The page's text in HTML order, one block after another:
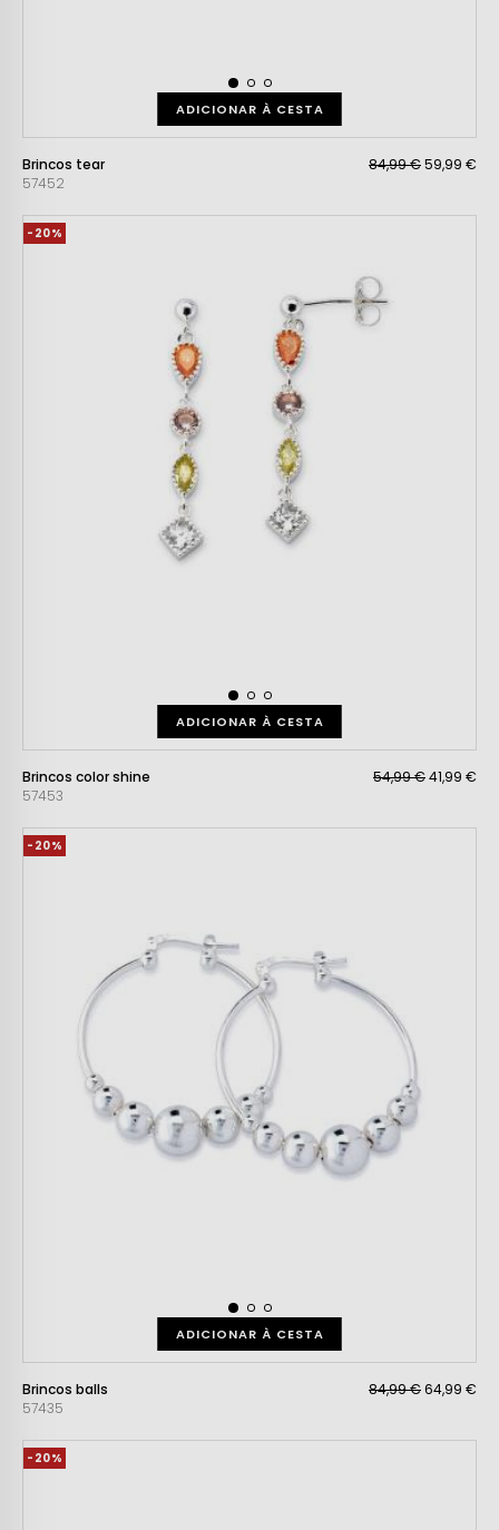
ADICIONAR À CESTA
Brincos tear
57452
84,99 €59,99 €
-20%
ADICIONAR À CESTA
Brincos color shine
57453
54,99 €41,99 €
-20%
ADICIONAR À CESTA
Brincos balls
57435
84,99 €64,99 €
-20%